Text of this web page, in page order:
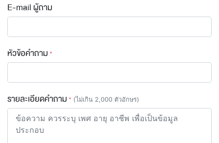
E-mail ผู้ถาม
หัวข้อคำถาม
รายละเอียดคำถาม (ไม่เกิน 2,000 ตัวอักษร)